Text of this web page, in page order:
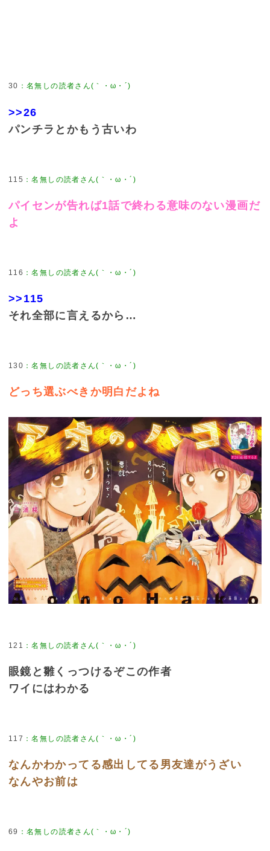
30 ：名無しの読者さん(｀・ω・´)
>>26
パンチラとかもう古いわ
115 ：名無しの読者さん(｀・ω・´)
パイセンが告れば1話で終わる意味のない漫画だ
よ
116 ：名無しの読者さん(｀・ω・´)
>>115
それ全部に言えるから…
130 ：名無しの読者さん(｀・ω・´)
どっち選ぶべきか明白だよね
121 ：名無しの読者さん(｀・ω・´)
眼鏡と雛くっつけるぞこの作者
ワイにはわかる
117 ：名無しの読者さん(｀・ω・´)
なんかわかってる感出してる男友達がうざい
なんやお前は
69 ：名無しの読者さん(｀・ω・´)